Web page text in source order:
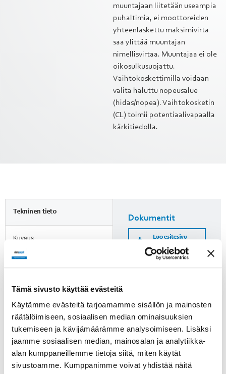
Tämä sivusto käyttää evästeitä
Käytämme evästeitä tarjoamamme sisällön ja mainosten
räätälöimiseen, sosiaalisen median ominaisuuksien
tukemiseen ja kävijämäärämme analysoimiseen. Lisäksi
jaamme sosiaalisen median, mainosalan ja analytiikka-
alan kumppaneillemme tietoja siitä, miten käytät
sivustoamme. Kumppanimme voivat yhdistää näitä
muuntajaan liitetään useampia
puhaltimia, ei moottoreiden
yhteenlaskettu maksimivirta
saa ylittää muuntajan
nimellisvirtaa. Muuntajaa ei ole
oikosulkusuojattu.
Vaihtokoskettimilla voidaan
valita haluttu nopeusalue
(hidas/nopea). Vaihtokosketin
(CL) toimii potentiaalivapaalla
kärkitiedolla.
Tekninen tieto
Kuvaus
porrasmuuntaja 1~230
Jännite
Jännitealue
0-80-100-120-150-170-
190-230 V
Taajuus
Dokumentit
Luo esitesivu
Kytkentäkaavio
Lisätietoja
ErP-direktiivi ei koske alle
125 W puhaltimia. Yli 125 W
puhaltimien kohdalle on